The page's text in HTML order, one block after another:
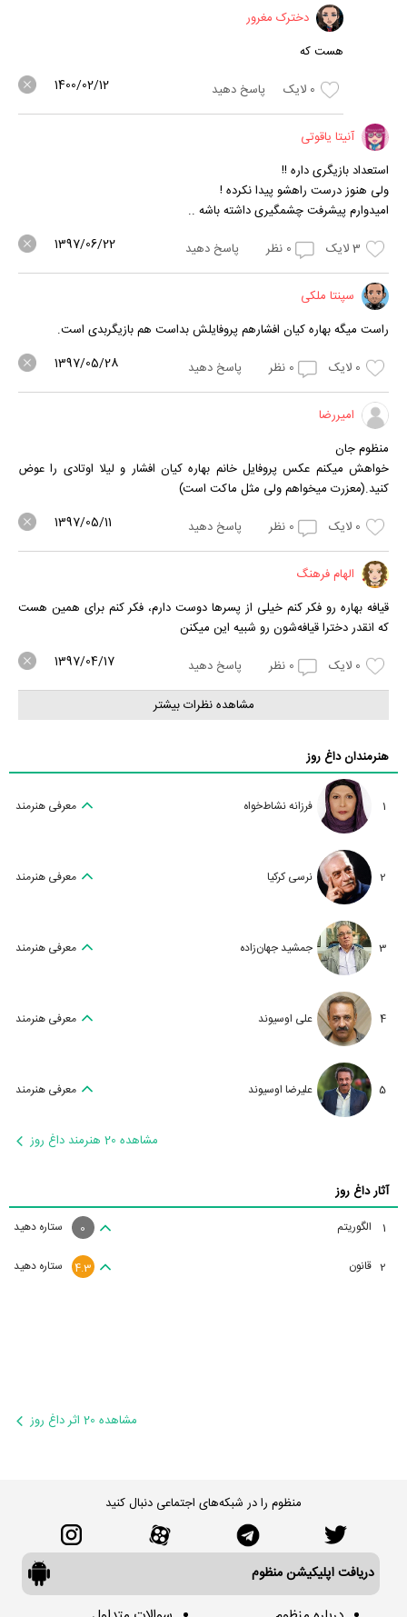
دخترک مغرور
هست که
0 لایک پاسخ دهید 1400/02/12
آنیتا یاقوتی
استعداد بازیگری داره !!
ولی هنوز درست راهشو پیدا نکرده !
امیدوارم پیشرفت چشمگیری داشته باشه ..
3لایک 0 نظر پاسخ دهید 1397/06/22
سپنتا ملکی
راست میگه بهاره کیان افشارهم پروفایلش بداست هم بازیگربدی است.
0 لایک 0 نظر پاسخ دهید 1397/05/28
امیررضا
منظوم جان
خواهش میکنم عکس پروفایل خانم بهاره کیان افشار و لیلا اوتادی را عوض
کنید.(معزرت میخواهم ولی مثل ماکت است)
0 لایک 0 نظر پاسخ دهید 1397/05/11
الهام فرهنگ
قیافه بهاره رو فکر کنم خیلی از پسرها دوست دارم، فکر کنم برای همین هست
که انقدر دخترا قیافه‌شون رو شبیه این میکنن
0 لایک 0 نظر پاسخ دهید 1397/04/17
مشاهده نظرات بیشتر
هنرمندان داغ روز
1 فرزانه نشاط‌خواه معرفی هنرمند
2 نرسی کرکیا معرفی هنرمند
3 جمشید جهان‌زاده معرفی هنرمند
4 علی اوسیوند معرفی هنرمند
5 علیرضا اوسیوند معرفی هنرمند
مشاهده 20 هنرمند داغ روز
آثار داغ روز
1 الگوریتم ستاره دهید 0
2 قانون ستاره دهید 4.3
مشاهده 20 اثر داغ روز
منظوم را در شبکه‌های اجتماعی دنبال کنید
دریافت اپلیکیشن منظوم